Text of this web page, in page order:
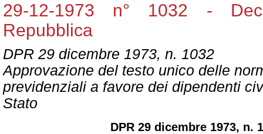
29-12-1973 n° 1032 -
Repubblica
DPR 29 dicembre 1973, n. 1032
Approvazione del testo unico delle
previdenziali a favore dei dipendenti
Stato
DPR 29 dicembre 1973, n.